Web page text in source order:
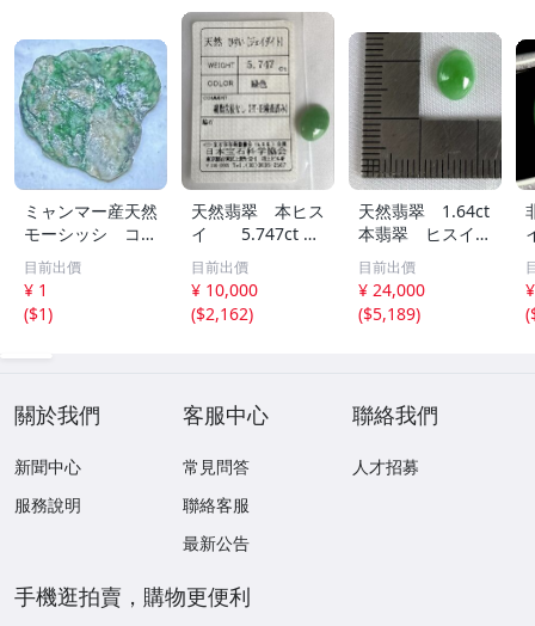
ミャンマー産天然
モーシッシ コス
モクロア 翡翠輝
石 原石20.16g^
^激レア石^ ^
目前出價
¥ 1
($1)
天然翡翠 本ヒス
イ 5.747ct 日
宝協ソーティン
グ ルース
天然ひすい
目前出價
¥ 10,000
($2,162)
天然翡翠 1.64ct
本翡翠 ヒスイ
ジェイダイト ル
ース
目前出價
¥ 24,000
($5,189)
(
關於我們
新聞中心
服務說明
客服中心
常見問答
聯絡客服
最新公告
聯絡我們
人才招募
手機逛拍賣，購物更便利